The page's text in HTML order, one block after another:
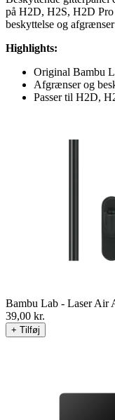
på H2D, H2S, H2D
beskyttelse og
Highlights:
Original Bambu
Afgrænser og
Passer til H2D,
Bambu Lab - Laser Air
39,00 kr.
+ Tilføj